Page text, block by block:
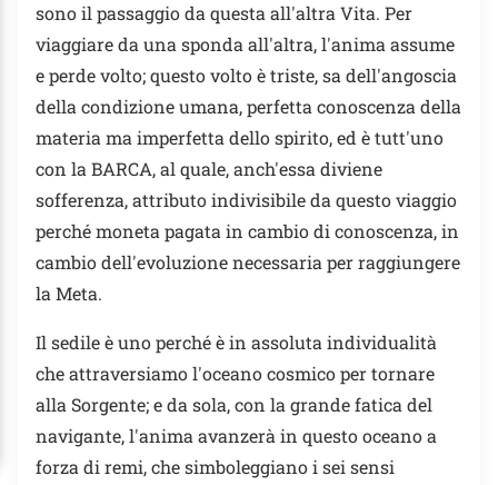
sono il passaggio da questa all'altra Vita. Per
viaggiare da una sponda all'altra, l'anima assume
e perde volto; questo volto è triste, sa dell'angoscia
della condizione umana, perfetta conoscenza della
materia ma imperfetta dello spirito, ed è tutt'uno
con la BARCA, al quale, anch'essa diviene
sofferenza, attributo indivisibile da questo viaggio
perché moneta pagata in cambio di conoscenza, in
cambio dell'evoluzione necessaria per raggiungere
la Meta.
Il sedile è uno perché è in assoluta individualità
che attraversiamo l'oceano cosmico per tornare
alla Sorgente; e da sola, con la grande fatica del
navigante, l'anima avanzerà in questo oceano a
forza di remi, che simboleggiano i sei sensi